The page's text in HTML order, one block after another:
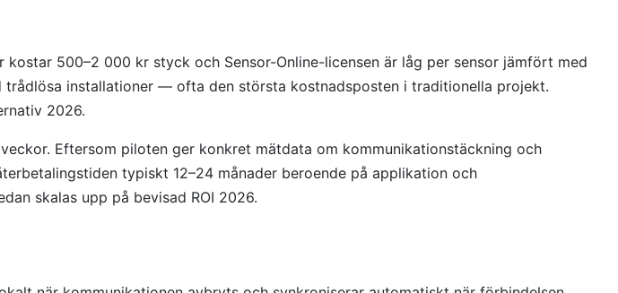
500–2 000 kr styck och Sensor-Online-licensen är låg per sensor jämfört med
installationer — ofta den största kostnadsposten i traditionella projekt.
2026.
Eftersom piloten ger konkret mätdata om kommunikationstäckning och
typiskt 12–24 månader beroende på applikation och
skalas upp på bevisad ROI 2026.